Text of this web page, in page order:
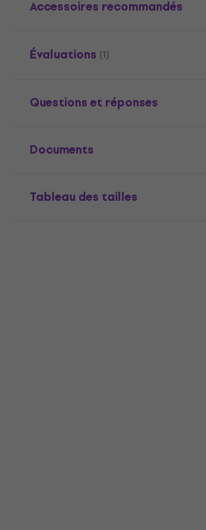
Accessoires recommandés
Évaluations (1)
Questions et réponses
Documents
Tableau des tailles